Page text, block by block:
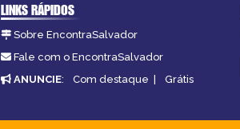
LINKS RÁPIDOS
Sobre EncontraSalvador
Fale com o EncontraSalvador
ANUNCIE: Com destaque | Grátis